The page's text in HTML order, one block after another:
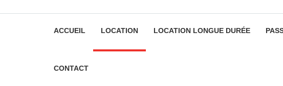
ACCUEIL LOCATION LOCATION LONGUE DURÉE
CONTACT